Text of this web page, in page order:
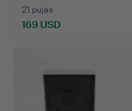
21 pujas
169 USD